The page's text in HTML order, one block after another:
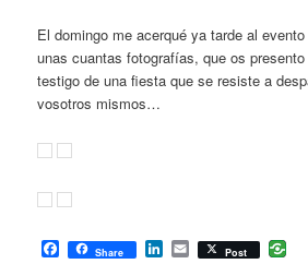
El domingo me acerqué ya tarde al
unas cuantas fotografías, que os
testigo de una fiesta que se resiste a
vosotros mismos…
Facebook
Share LinkedIn
EmailPost